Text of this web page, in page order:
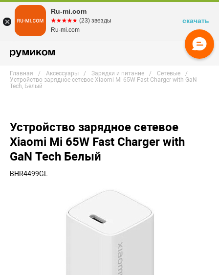
Главная Аксессуары Зарядки и питание
Сетевые
Устройство зарядное сетевое Xiaomi Mi 65W Fast Charger with GaN
Tech, Белый
Устройство зарядное сетевое
Xiaomi Mi 65W Fast Charger with
GaN Tech Белый
BHR4499GL
Ru-mi.com
☆☆☆☆☆
★★★★★ (23) звезды
Ru-mi.com
скачать